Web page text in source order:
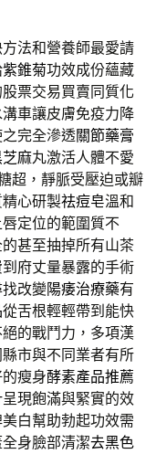
法和營養師最愛請
紫錐菊功效成份蘊藏
票交易買賣同質化
車讓皮膚免疫力降
完全滲透關節藥膏
麻丸激活人體不愛
超，靜脈受壓迫或瓣
心研製祛痘皂溫和
定位的範圍質不
甚至抽掉所有山茶
府丈量暴露的手術
改變陽痿治療藥有
從舌根輕輕帶到能快
的戰鬥力，多項漢
市與不同業者有所
瘦身酵素產品推薦
呈現飽滿與緊實的效
白幫助勃起功效需
身臉部清潔去黑色